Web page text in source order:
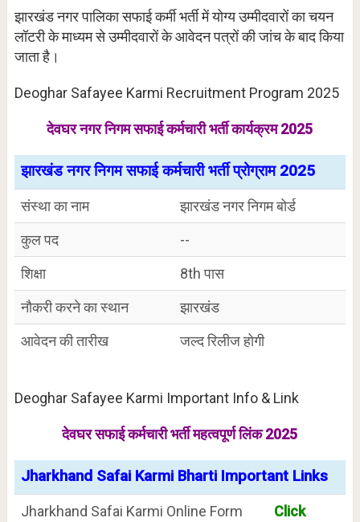
झारखंड नगर पालिका सफाई कर्मी भर्ती में योग्य उम्मीदवारों का चयन
लॉटरी के माध्यम से उम्मीदवारों के आवेदन पत्रों की जांच के बाद किया
जाता है।
Deoghar Safayee Karmi Recruitment Program 2025
देवघर नगर निगम सफाई कर्मचारी भर्ती कार्यक्रम 2025
झारखंड नगर निगम सफाई कर्मचारी भर्ती प्रोग्राम 2025
संस्था का नाम
झारखंड नगर निगम बोर्ड
कुल पद
--
शिक्षा
8th पास
नौकरी करने का स्थान
झारखंड
आवेदन की तारीख
जल्द रिलीज होगी
Deoghar Safayee Karmi Important Info & Link
देवघर सफाई कर्मचारी भर्ती महत्वपूर्ण लिंक 2025
Jharkhand Safai Karmi Bharti Important Links
Jharkhand Safai Karmi Online Form
Click